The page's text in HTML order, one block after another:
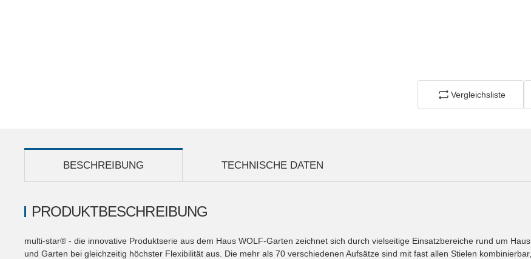
Vergleichsliste
TECHNISCHE DATEN
BESCHREIBUNG
PRODUKTBESCHREIBUNG
multi-star® - die innovative Produktserie aus dem Haus WOLF-Garten zeichnet sich durch vielseitige Einsatzbereiche rund um Haus
und Garten bei gleichzeitig höchster Flexibilität aus. Die mehr als 70 verschiedenen Aufsätze sind mit fast allen Stielen kombinierbar,